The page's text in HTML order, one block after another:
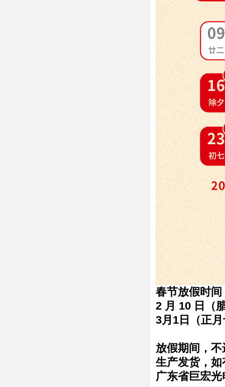
春节放假时间
2 月 10 日（
3月1日（正
放假期间，
生产发货，
广东省巨宏